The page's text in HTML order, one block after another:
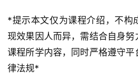
*提示本文仅为课程介绍，不构
现效果因人而异，需结合自身努
课程所学内容，同时严格遵守
律法规*